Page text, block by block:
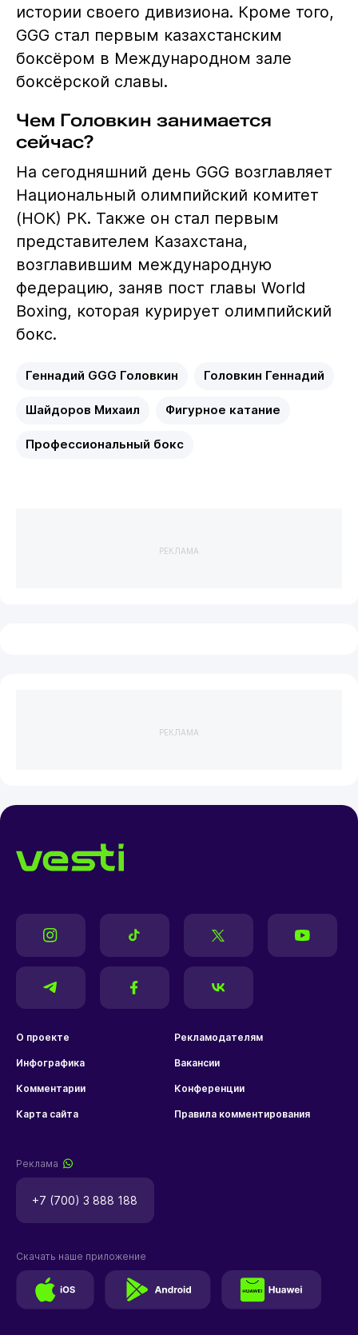
истории своего дивизиона. Кроме того,
GGG стал первым казахстанским
боксёром в Международном зале
боксёрской славы.
Чем Головкин занимается
сейчас?
На сегодняшний день GGG возглавляет
Национальный олимпийский комитет
(НОК) РК. Также он стал первым
представителем Казахстана,
возглавившим международную
федерацию, заняв пост главы World
Boxing, которая курирует олимпийский
бокс.
Геннадий GGG Головкин Головкин Геннадий
Шайдоров Михаил Фигурное катание
Профессиональный бокс
РЕКЛАМА
РЕКЛАМА
О проекте Рекламодателям
Инфографика Вакансии
Комментарии Конференции
Карта сайта Правила комментирования
Реклама
+7 (700) 3 888 188
Скачать наше приложение